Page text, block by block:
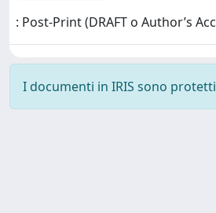
: Post-Print (DRAFT o Author’s
I documenti in IRIS sono